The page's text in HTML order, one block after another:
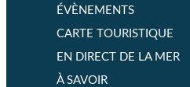
ÉVÈNEMENTS
CARTE TOURISTIQUE
EN DIRECT DE LA MER
À SAVOIR